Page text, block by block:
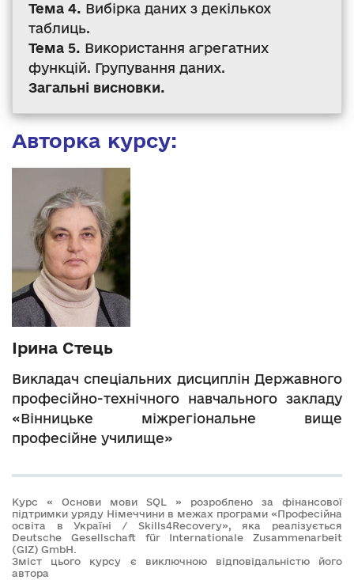
Тема 4. Вибірка даних з декількох
таблиць.
Тема 5. Використання агрегатних
функцій. Групування даних.
Загальні висновки.
Авторка курсу:
Ірина Стець
Викладач спеціальних дисциплін Державного
професійно-технічного навчального закладу
«Вінницьке міжрегіональне вище
професійне училище»
Курс « Основи мови SQL » розроблено за фінансової
підтримки уряду Німеччини в межах програми «Професійна
освіта в Україні / Skills4Recovery», яка реалізується
Deutsche Gesellschaft für Internationale Zusammenarbeit
(GIZ) GmbH.
Зміст цього курсу є виключною відповідальністю його
автора